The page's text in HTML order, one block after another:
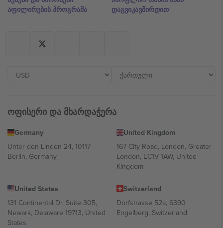
აფილირების პროგრამა
დაგვიკავშირდით
ოფისერი და მხარდაჭერა
Germany
Unter den Linden 24, 10117
Berlin, Germany
United Kingdom
167 City Road, London, Greater
London, EC1V 1AW, United
Kingdom
United States
131 Continental Dr, Suite 305,
Newark, Delaware 19713, United
States
Switzerland
Dorfstrasse 52a, 6390
Engelberg, Switzerland